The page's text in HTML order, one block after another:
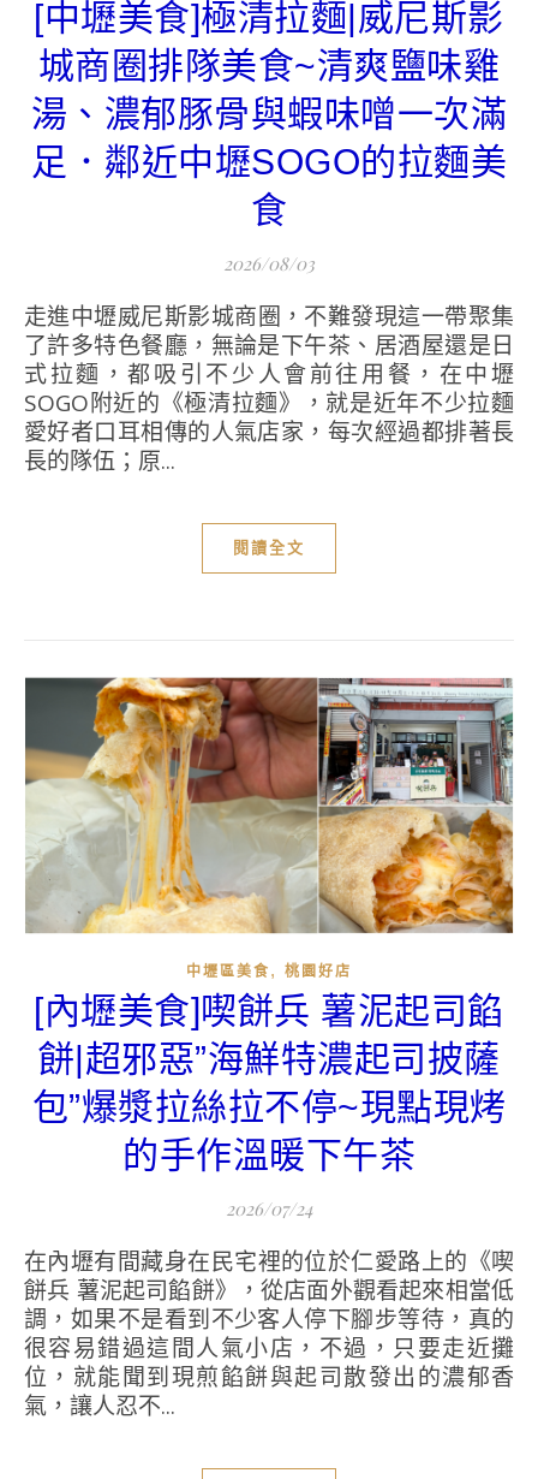
[中壢美食]極清拉麵|威尼斯影
城商圈排隊美食~清爽鹽味雞
湯、濃郁豚骨與蝦味噌一次滿
足．鄰近中壢SOGO的拉麵美
食
2026/08/03
走進中壢威尼斯影城商圈，不難發現這一帶聚集
了許多特色餐廳，無論是下午茶、居酒屋還是日
式拉麵，都吸引不少人會前往用餐，在中壢
SOGO附近的《極清拉麵》，就是近年不少拉麵
愛好者口耳相傳的人氣店家，每次經過都排著長
長的隊伍；原...
閱讀全文
中壢區美食 , 桃園好店
[內壢美食]喫餅兵 薯泥起司餡
餅|超邪惡”海鮮特濃起司披薩
包”爆漿拉絲拉不停~現點現烤
的手作溫暖下午茶
2026/07/24
在內壢有間藏身在民宅裡的位於仁愛路上的《喫
餅兵 薯泥起司餡餅》，從店面外觀看起來相當低
調，如果不是看到不少客人停下腳步等待，真的
很容易錯過這間人氣小店，不過，只要走近攤
位，就能聞到現煎餡餅與起司散發出的濃郁香
氣，讓人忍不...